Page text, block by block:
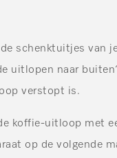
schenktuitjes van
uitlopen naar
verstopt is.
koffie-uitloop met
op de volgende